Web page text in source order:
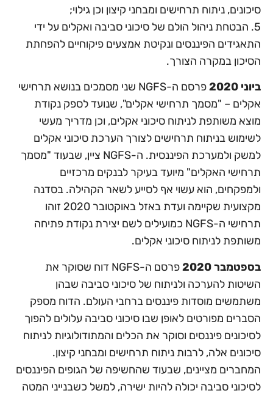
סיכונים, ניתוח תרחישים ומבחני קיצון וכן גילוי;
5. הבטחת ניהול הולם של סיכוני סביבה ואקלים על ידי
התאגידים הפיננסים ונקיטת אמצעים פיקוחיים להפחתת
הסיכון במקרה הצורך.
ביוני 2020
פרסם ה-NGFS שני מסמכים בנושא תרחישי
אקלים – "מסמך תרחישי אקלים", שנועד לספק נקודת
מוצא משותפת לניתוח סיכוני אקלים, וכן מדריך מעשי
לשימוש בניתוח תרחישים לצורך הערכת סיכוני אקלים
למשק ולמערכת הפיננסית. ה-NGFS ציין, שבעוד "מסמך
תרחישי האקלים" מיועד בעיקר לבנקים מרכזיים
ולמפקחים, הוא עשוי אף לסייע לשאר הקהילה. בסדנה
מקצועית שקיימה ועדת באזל באוקטובר 2020 זוהו
תרחישי ה-NGFS כמועילים לשם יצירת נקודת פתיחה
משותפת לניתוח סיכוני אקלים.
בספטמבר 2020
פרסם ה-NGFS דוח שסוקר את
השיטות להערכה ולניתוח של סיכוני סביבה שבהן
משתמשים מוסדות פיננסים ברחבי העולם. הדוח מספק
הסברים מפורטים לאופן שבו סיכוני סביבה עלולים להפוך
לסיכונים פיננסים וסוקר את הכלים והמתודולוגיות לניתוח
סיכונים אלה, לרבות ניתוח תרחישים ומבחני קיצון.
המחברים מציינים, שבעוד שהחשיפה של הגופים הפיננסים
לסיכוני סביבה יכולה להיות ישירה, למשל כשבנייני המטה